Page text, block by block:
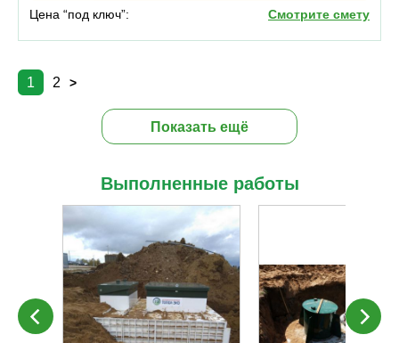
Цена “под ключ”: Смотрите смету
1 2 >
Показать ещё
Выполненные работы